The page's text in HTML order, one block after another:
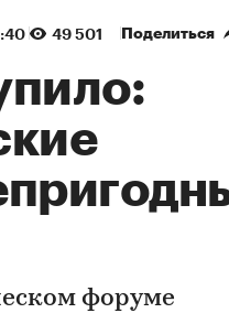
49 501 Поделиться
форуме